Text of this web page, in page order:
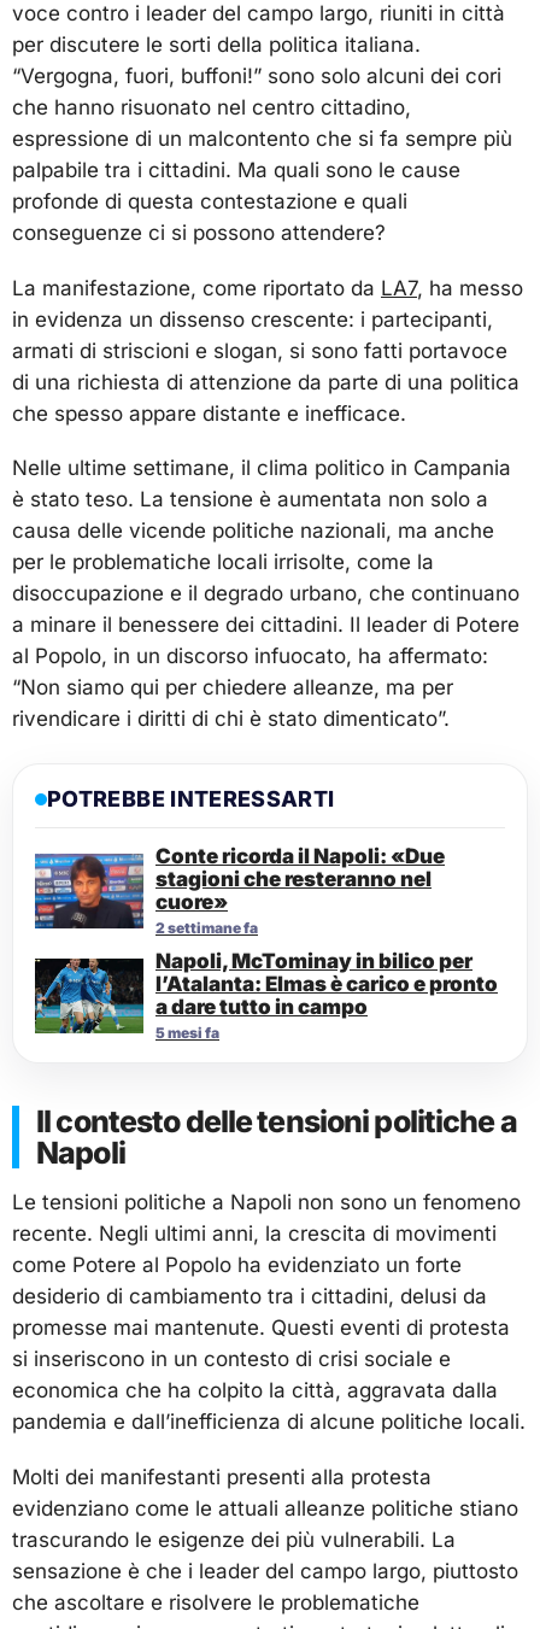
voce contro i leader del campo largo, riuniti in città
per discutere le sorti della politica italiana.
“Vergogna, fuori, buffoni!” sono solo alcuni dei cori
che hanno risuonato nel centro cittadino,
espressione di un malcontento che si fa sempre più
palpabile tra i cittadini. Ma quali sono le cause
profonde di questa contestazione e quali
conseguenze ci si possono attendere?
La manifestazione, come riportato da LA7, ha messo
in evidenza un dissenso crescente: i partecipanti,
armati di striscioni e slogan, si sono fatti portavoce
di una richiesta di attenzione da parte di una politica
che spesso appare distante e inefficace.
Nelle ultime settimane, il clima politico in Campania
è stato teso. La tensione è aumentata non solo a
causa delle vicende politiche nazionali, ma anche
per le problematiche locali irrisolte, come la
disoccupazione e il degrado urbano, che continuano
a minare il benessere dei cittadini. Il leader di Potere
al Popolo, in un discorso infuocato, ha affermato:
“Non siamo qui per chiedere alleanze, ma per
rivendicare i diritti di chi è stato dimenticato”.
POTREBBE INTERESSARTI
Conte ricorda il Napoli: «Due
stagioni che resteranno nel
cuore»
2 settimane fa
Napoli, McTominay in bilico per
l’Atalanta: Elmas è carico e pronto
a dare tutto in campo
5 mesi fa
Il contesto delle tensioni politiche a
Napoli
Le tensioni politiche a Napoli non sono un fenomeno
recente. Negli ultimi anni, la crescita di movimenti
come Potere al Popolo ha evidenziato un forte
desiderio di cambiamento tra i cittadini, delusi da
promesse mai mantenute. Questi eventi di protesta
si inseriscono in un contesto di crisi sociale e
economica che ha colpito la città, aggravata dalla
pandemia e dall’inefficienza di alcune politiche locali.
Molti dei manifestanti presenti alla protesta
evidenziano come le attuali alleanze politiche stiano
trascurando le esigenze dei più vulnerabili. La
sensazione è che i leader del campo largo, piuttosto
che ascoltare e risolvere le problematiche